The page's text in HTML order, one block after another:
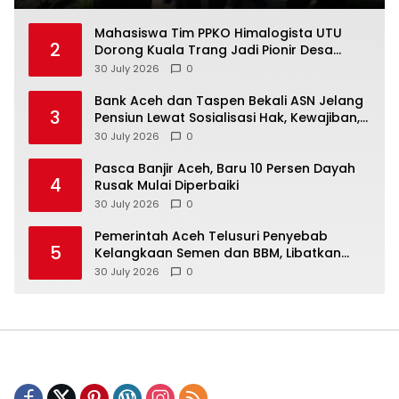
2
Mahasiswa Tim PPKO Himalogista UTU
Dorong Kuala Trang Jadi Pionir Desa
Eduwisata “Zero Waste” di Aceh
30 July 2026 0
3
Bank Aceh dan Taspen Bekali ASN Jelang
Pensiun Lewat Sosialisasi Hak, Kewajiban,
dan Wirausaha
30 July 2026 0
4
Pasca Banjir Aceh, Baru 10 Persen Dayah
Rusak Mulai Diperbaiki
30 July 2026 0
5
Pemerintah Aceh Telusuri Penyebab
Kelangkaan Semen dan BBM, Libatkan
Polda Aceh
30 July 2026 0